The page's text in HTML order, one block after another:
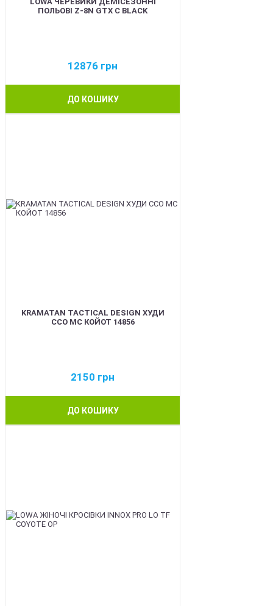
ПОЛЬОВІ Z-8N GTX C BLACK
12876 грн
ДО КОШИКУ
KRAMATAN TACTICAL DESIGN ХУДИ
ССО МС КОЙОТ 14856
2150 грн
ДО КОШИКУ